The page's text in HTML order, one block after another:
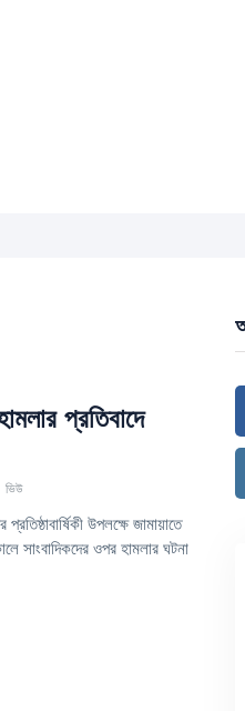
প্রতিবাদে
ভিউ
উপলক্ষে জামায়াতে
সাংবাদিকদের ওপর হামলার ঘটনা